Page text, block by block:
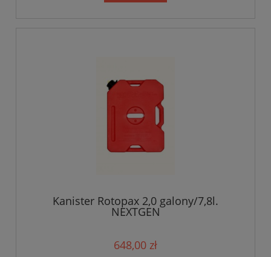
Kanister Rotopax 2,0 galony/7,8l.
NEXTGEN
648,00 zł